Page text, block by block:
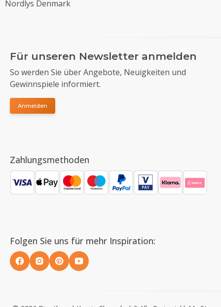
Nordlys Denmark
Für unseren Newsletter anmelden
So werden Sie über Angebote, Neuigkeiten und
Gewinnspiele informiert.
Anmelden
Zahlungsmethoden
Folgen Sie uns für mehr Inspiration: